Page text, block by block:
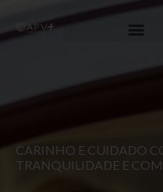
para
CARINHO E CUIDADO
TRANQUILIDADE E